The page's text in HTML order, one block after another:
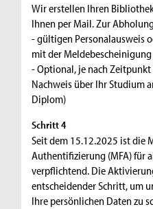
Wir erstellen Ihren
Ihnen per Mail. Zur
- gültigen Personalausweis
mit der
- Optional, je nach
Nachweis über Ihr Studium
Diplom)
Schritt 4
Seit dem 15.12.2025 ist die
Authentifizierung (MFA) für
verpflichtend. Die
entscheidender Schritt, um
Ihre persönlichen Daten zu